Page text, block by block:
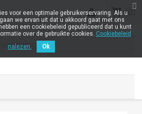
shopping_cart (0)

voor een optimale gebruikerservaring. Als u
we ervan uit dat u akkoord gaat met ons
een cookiebeleid gepubliceerd dat u kunt
over de gebruikte cookies. Cookiebeleid
nalezen.
Ok